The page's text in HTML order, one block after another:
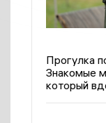
Прогулка
Знакомые
который